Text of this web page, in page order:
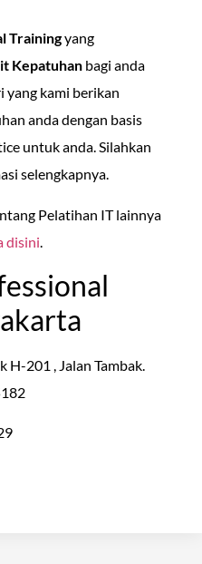
Trainingyang
Kepatuhan bagi anda
yang kami berikan
anda dengan basis
untuk anda. Silahkan
selengkapnya.
Pelatihan IT lainnya
disini
H-201 , Jalan Tambak.